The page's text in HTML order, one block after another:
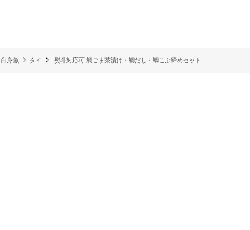
白身魚 タイ 熨斗対応可 鯛ごま茶漬け・鯛だし・鯛こぶ締めセット